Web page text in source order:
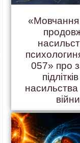
«Мовчання
057» про
насильства
війни